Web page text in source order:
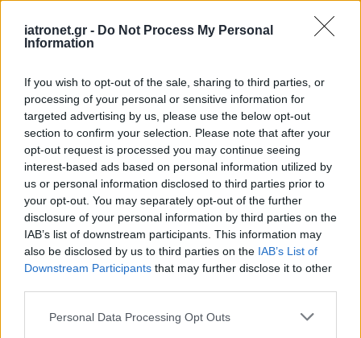
iatronet.gr - Do Not Process My Personal
Information
If you wish to opt-out of the sale, sharing to third parties, or
processing of your personal or sensitive information for
targeted advertising by us, please use the below opt-out
section to confirm your selection. Please note that after your
opt-out request is processed you may continue seeing
interest-based ads based on personal information utilized by
us or personal information disclosed to third parties prior to
your opt-out. You may separately opt-out of the further
disclosure of your personal information by third parties on the
IAB’s list of downstream participants. This information may
also be disclosed by us to third parties on the IAB’s List of
Downstream Participants that may further disclose it to other
Please note that this website/app uses one or more Google
Personal Data Processing Opt Outs